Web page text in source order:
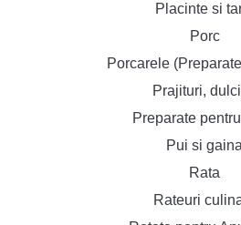
Placinte si
Porc
Porcarele
Prajituri,
Preparate
Pui si gaina
Rata
Rateuri